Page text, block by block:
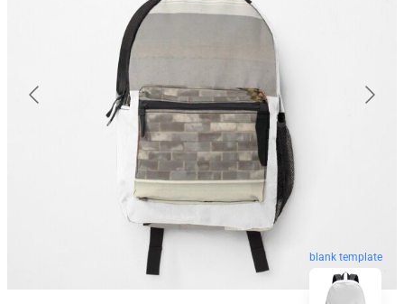
blank template